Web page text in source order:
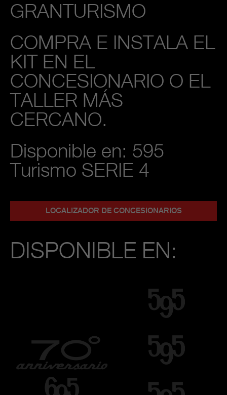
GRANTURISMO
COMPRA E INSTALA EL
KIT EN EL
CONCESIONARIO O EL
TALLER MÁS
CERCANO.
Disponible en: 595
Turismo SERIE 4
LOCALIZADOR DE CONCESIONARIOS
DISPONIBLE EN: